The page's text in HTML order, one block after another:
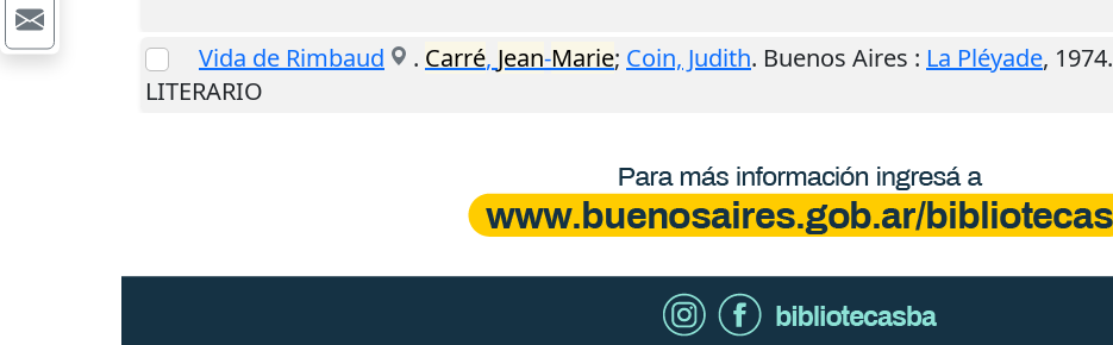
Vida de Rimbaud . Carré, Jean-Marie; Coin, Judith. Buenos Aires : La Pléyade, 1974.
LITERARIO